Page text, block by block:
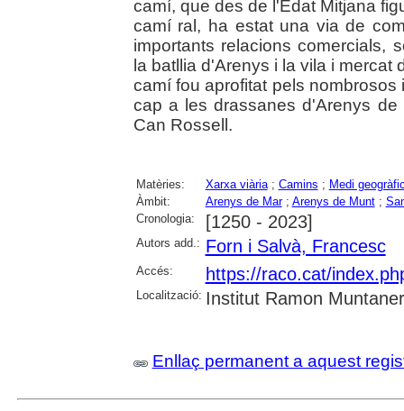
camí, que des de l'Edat Mitjana
camí ral, ha estat una via de
importants relacions comercials,
la batllia d'Arenys i la vila i mercat
camí fou aprofitat pels
cap a les drassanes d'Arenys
Can Rossell.
Matèries: Xarxa viària; Camins ; Medi
Àmbit:
Arenys de Mar; Arenys de Munt;
Cronologia:
[1250 - 2023]
Autors add.: Forn i Salvà, Francesc
Accés: https://raco.cat/
Localització: Institut Ramon
Enllaç permanent a aquest